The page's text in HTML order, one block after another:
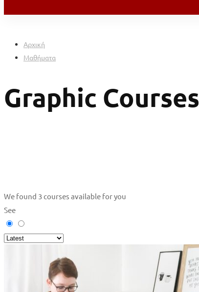
Αρχική
Μαθήματα
Graphic Courses
We found 3courses available for you
See